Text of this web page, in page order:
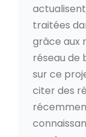
traitées
grâce aux
réseau de
sur ce
citer des